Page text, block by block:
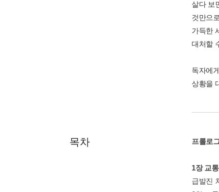
살다 보
것만으
가득한
대처할
독자에
상황을
목차 프롤로
1장 교
급발진